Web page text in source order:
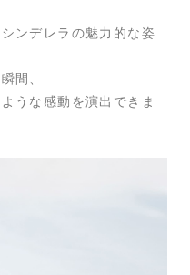
ンデレラの魅力的な姿
間、
うな感動を演出できま